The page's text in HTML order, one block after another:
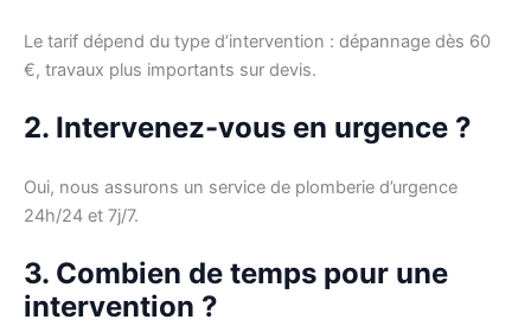
Le tarif dépend du type d’intervention : dépannage dès 60
€, travaux plus importants sur devis.
2. Intervenez-vous en urgence ?
Oui, nous assurons un service de plomberie d’urgence
24h/24 et 7j/7.
3. Combien de temps pour une
intervention ?